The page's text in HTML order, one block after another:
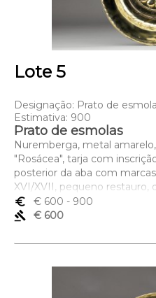
Lote 5
Designação: Prato de
Estimativa: 900
Prato de esmolas
Nuremberga, metal
"Rosácea", tarja com
posterior da aba com
XVI/XVII, pequeno restauro,
Dimensões (altura x
euro_symbol € 600 - 900
gavel
€ 600